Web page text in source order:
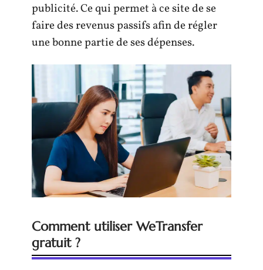
publicité. Ce qui permet à ce site de se
faire des revenus passifs afin de régler
une bonne partie de ses dépenses.
Comment utiliser WeTransfer
gratuit ?